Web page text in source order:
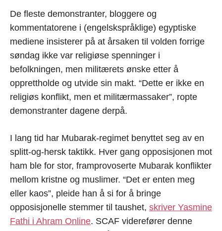
De fleste demonstranter, bloggere og
kommentatorene i (engelskspråklige) egyptiske
mediene insisterer på at årsaken til volden forrige
søndag ikke var religiøse spenninger i
befolkningen, men militærets ønske etter å
opprettholde og utvide sin makt. “Dette er ikke en
religiøs konflikt, men et militærmassaker”, ropte
demonstranter dagene derpå.
I lang tid har Mubarak-regimet benyttet seg av en
splitt-og-hersk taktikk. Hver gang opposisjonen mot
ham ble for stor, framprovoserte Mubarak konflikter
mellom kristne og muslimer. “Det er enten meg
eller kaos”, pleide han å si for å bringe
opposisjonelle stemmer til taushet, skriver Yasmine
Fathi i Ahram Online. SCAF viderefører denne